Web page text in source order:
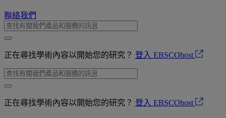
聯絡我們
正在尋找學術內容以開始您的研究？ 登入 EBSCOhost
正在尋找學術內容以開始您的研究？ 登入 EBSCOhost